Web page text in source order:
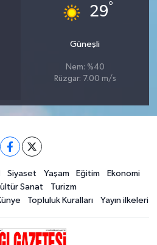
29°
Güneşli
Nem: %40
Rüzgar: 7.00 m/s
Siyaset Yaşam Eğitim
Ekonomi
Sanat
Turizm
Topluluk Kuralları Yayın ilkeleri